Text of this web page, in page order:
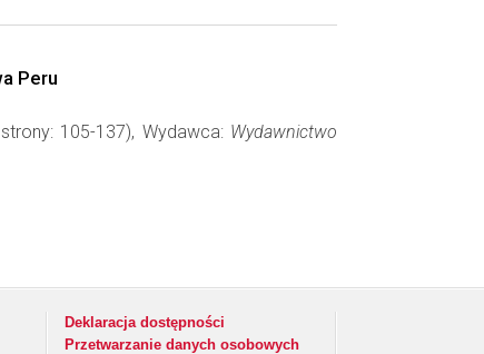
Peru
105-137), Wydawca: Wydawnictwo
Deklaracja dostępności
Przetwarzanie danych osobowych